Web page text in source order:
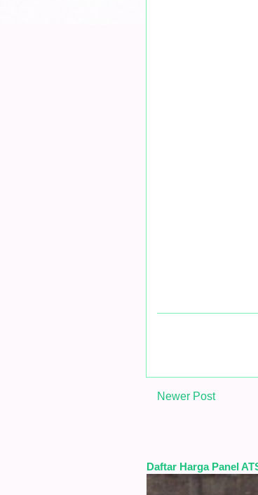
Newer Post
Daftar Harga Panel